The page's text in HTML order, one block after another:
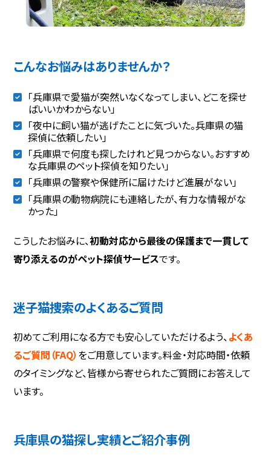
こんなお悩みはありませんか？
「兵庫県で愛猫が突然いなくなってしまい、どこを探せ
ばいいかわからない」
「夜中に飼い猫が逃げたことに気づいた。兵庫県の猫
探偵に依頼したい」
「兵庫県で何度も探したけれど見つからない。おすすめ
な兵庫県のペット探偵を知りたい」
「兵庫県の警察や保健所に届けたけど進展がない」
「兵庫県の動物病院にも連絡したが、有力な情報がな
かった」
こうしたお悩みに、初動対応から最後の保護まで一貫して
寄り添えるのがペット探偵サービスです。
迷子猫捜索のよくあるご質問
初めてご利用になる方でも安心していただけるよう、よくあ
るご質問（FAQ） をご用意しています。料金・対応時間・依頼
のタイミングなど、皆様から寄せられたご質問にお答えして
います。
兵庫県の猫探し実績とご紹介事例